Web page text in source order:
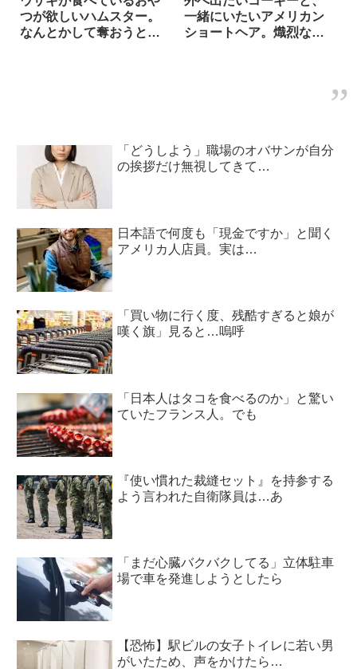
つが欲しいハムスター。
なんとかして奪おうと、
一緒にいたいアメリカン
ショートヘア。熾烈な戦
「どうしよう」職場のオバサンが自分
の挨拶だけ無視してきて…
日本語で何度も「現金ですか」と聞く
アメリカ人店員。実は…
「買い物に行く度、残酷すぎると娘が
嘆く旗」見ると…嗚呼
「日本人はタコを食べるのか」と驚い
ていたフランス人。でも
『使い慣れた裁縫セット』を持参する
よう言われた自衛隊員は…あ
「まだ心臓バクバクしてる」立体駐車
場で車を発進しようとしたら
【恐怖】駅ビルの女子トイレに若い男
がいたため、声をかけたら…